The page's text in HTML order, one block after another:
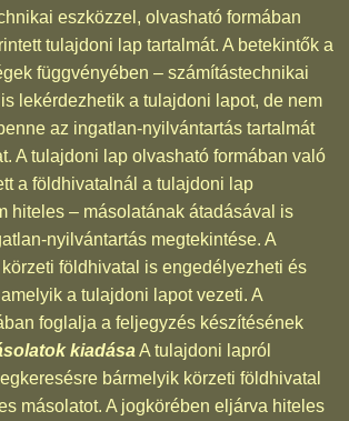
eszközzel, olvasható formában
tulajdoni lap tartalmát. A betekintők a
függvényében – számítástechnikai
lekérdezhetik a tulajdoni lapot, de nem
az ingatlan-nyilvántartás tartalmát
A tulajdoni lap olvasható formában való
a földhivatalnál a tulajdoni lap
hiteles – másolatának átadásával is
nyilvántartás megtekintése. A
földhivatal is engedélyezheti és
a tulajdoni lapot vezeti. A
foglalja a feljegyzés készítésének
kiadása A tulajdoni lapról
bármelyik körzeti földhivatal
másolatot. A jogkörében eljárva hiteles